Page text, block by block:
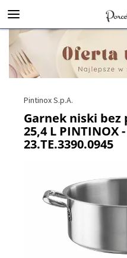
Pintinox S.p.A.
Garnek niski bez
25,4 L PINTINOX
23.TE.3390.0945